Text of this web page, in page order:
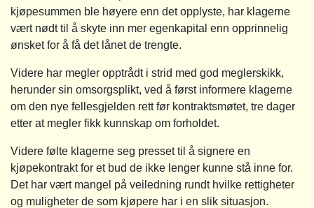
kjøpesummen ble høyere enn det opplyste, har klagerne
vært nødt til å skyte inn mer egenkapital enn opprinnelig
ønsket for å få det lånet de trengte.
Videre har megler opptrådt i strid med god meglerskikk,
herunder sin omsorgsplikt, ved å først informere klagerne
om den nye fellesgjelden rett før kontraktsmøtet, tre dager
etter at megler fikk kunnskap om forholdet.
Videre følte klagerne seg presset til å signere en
kjøpekontrakt for et bud de ikke lenger kunne stå inne for.
Det har vært mangel på veiledning rundt hvilke rettigheter
og muligheter de som kjøpere har i en slik situasjon.